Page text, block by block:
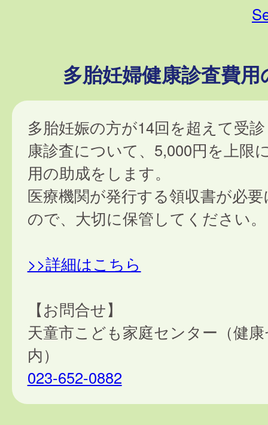
多胎妊婦健康診査費用
多胎妊娠の方が14回を超えて受
康診査について、5,000円を上限
用の助成をします。
医療機関が発行する領収書が必
ので、大切に保管してください。
>>詳細はこちら
【お問合せ】
天童市こども家庭センター（健
内）
023-652-0882